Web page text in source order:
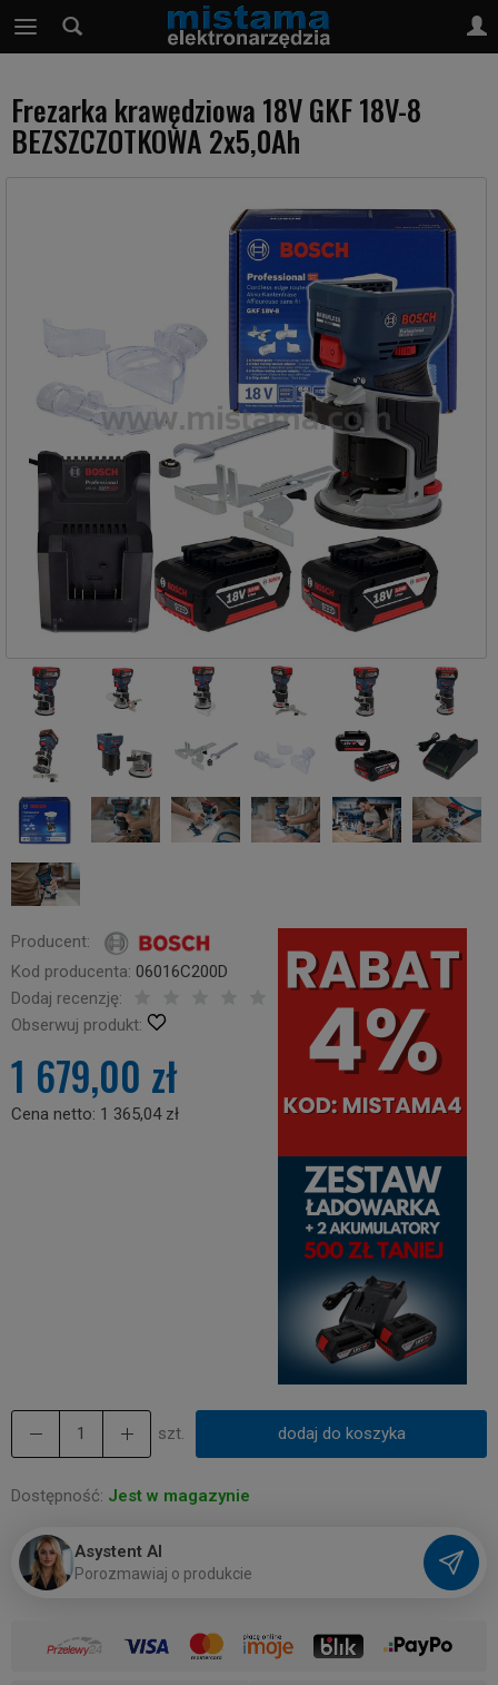
Frezarka krawędziowa 18V GKF 18V-8
BEZSZCZOTKOWA 2x5,0Ah
Producent:
Kod producenta: 06016C200D
Dodaj recenzję:
Obserwuj produkt:
1 679,00 zł
Cena netto: 1 365,04 zł
szt. dodaj do koszyka
Dostępność: Jest w magazynie
Asystent AI
Porozmawiaj o produkcie